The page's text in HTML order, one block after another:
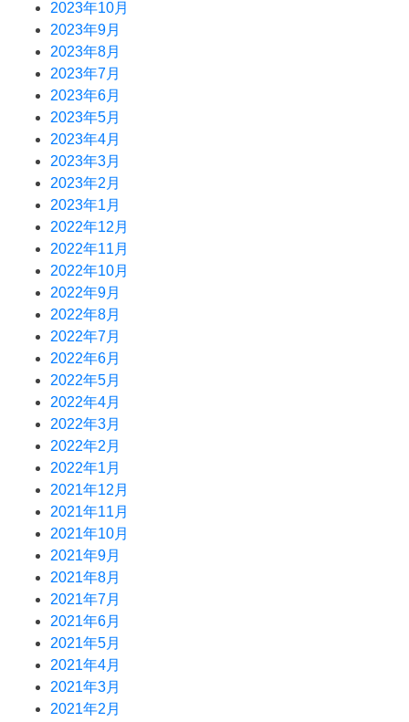
2023年10月
2023年9月
2023年8月
2023年7月
2023年6月
2023年5月
2023年4月
2023年3月
2023年2月
2023年1月
2022年12月
2022年11月
2022年10月
2022年9月
2022年8月
2022年7月
2022年6月
2022年5月
2022年4月
2022年3月
2022年2月
2022年1月
2021年12月
2021年11月
2021年10月
2021年9月
2021年8月
2021年7月
2021年6月
2021年5月
2021年4月
2021年3月
2021年2月